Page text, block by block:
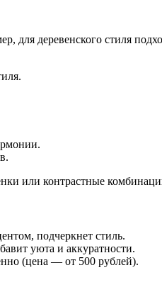
деревенского стиля
или контрастные
подчеркнет стиль.
уюта и аккуратности.
(цена — от 500 рублей).